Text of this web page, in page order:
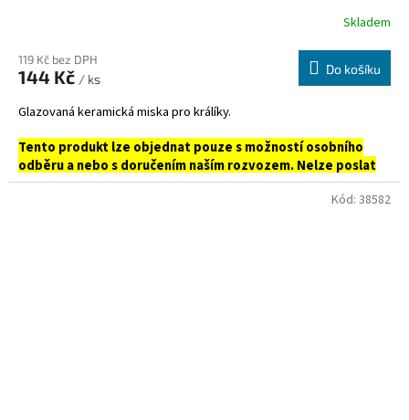
Skladem
119 Kč bez DPH
144 Kč / ks
Do košíku
Glazovaná keramická miska pro králíky.
Tento produkt lze objednat pouze s možností osobního
odběru a nebo s doručením naším rozvozem. Nelze poslat
prostřednictvím PPL ani Zásilkovnou.
Kód: 38582